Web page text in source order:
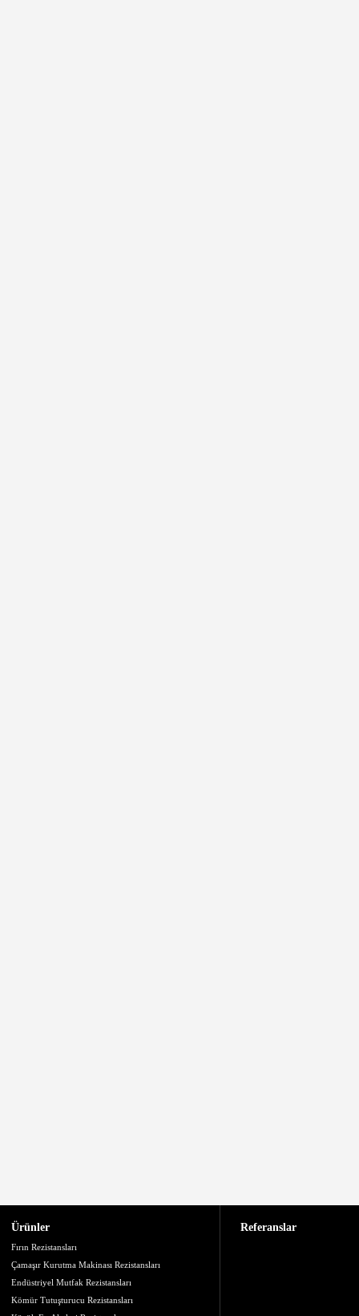
Ürünler
Fırın Rezistansları
Çamaşır Kurutma Makinası Rezistansları
Endüstriyel Mutfak Rezistansları
Kömür Tutuşturucu Rezistansları
Referanslar